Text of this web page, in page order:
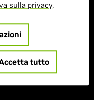
sulla privacy.
tutto